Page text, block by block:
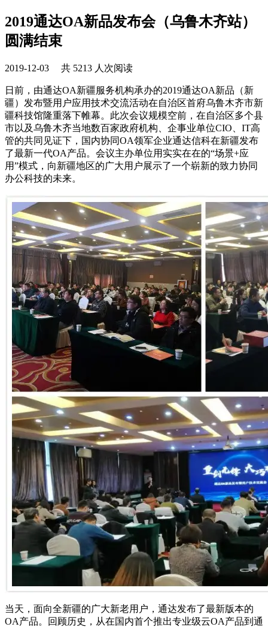
2019通达OA新品发布会（乌鲁木齐站）
圆满结束
2019-12-03 共 5213 人次阅读
日前，由通达OA新疆服务机构承办的2019通达OA新品（新
疆）发布暨用户应用技术交流活动在自治区首府乌鲁木齐市新
疆科技馆隆重落下帷幕。此次会议规模空前，在自治区多个县
市以及乌鲁木齐当地数百家政府机构、企事业单位CIO、IT高
管的共同见证下，国内协同OA领军企业通达信科在新疆发布
了最新一代OA产品。会议主办单位用实实在在的“场景+应
用”模式，向新疆地区的广大用户展示了一个崭新的致力协同
办公科技的未来。
当天，面向全新疆的广大新老用户，通达发布了最新版本的
OA产品。回顾历史，从在国内首个推出专业级云OA产品到通